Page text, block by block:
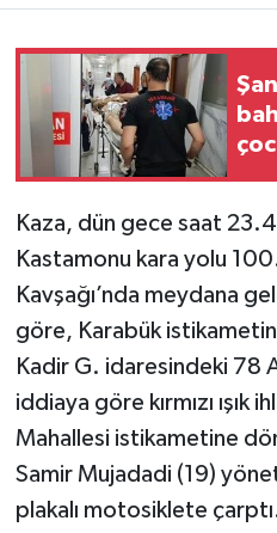
Kaza, dün gece saat
Kastamonu kara yolu
Kavşağı’nda meydana
göre, Karabük
Kadir G. idaresindeki 78
iddiaya göre kırmızı ışık
Mahallesi istikametine
Samir Mujadadi (19)
plakalı motosiklete
TEKNOLOJİ
YAŞAM
KÜLTÜR SANAT